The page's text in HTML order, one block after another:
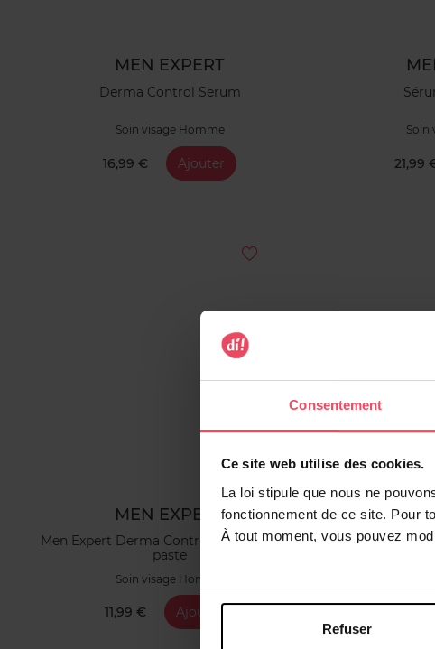
Consentement
Ce site web utilise des cookies.
La loi stipule que nous ne
fonctionnement de ce site. Pour
À tout moment, vous pouvez
Refuser
MEN EXPERT
Derma Control Serum
Soin visage Homme
16,99 € Ajouter
Soin
21,99
MEN EXPERT
Men Expert Derma Control S.O.S. Pimple
paste
Soin visage Homme
11,99 € Ajouter
Men Expert